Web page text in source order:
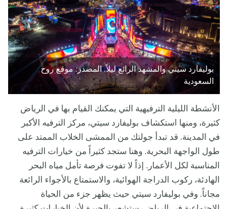
بوليفارد سيتي والمشهد الرائع ليلاً. المصدر: موقع روح
السعودية
الأنشطة الليلية الترفيهية التي يمكنك القيام بها في الرياض
كثيرة، ومنها استكشاف بوليفارد سيتي، مركز الترفيه الأكبر
في المدينة. قد تبدأ جولتك من الممشى الخلاب الممتد على
طول الواجهة البحرية. وهنا ستجد كثيراً من خيارات الترفيه
المناسبة لكل الأعمار. إذاً لا تفوت فرصة تأمل مياه البحر
الهادئة، ركوب الدراجة الهوائية، والاستمتاع بالأجواء الرائعة
مجاناً. وفي بوليفارد سيتي حيث يظهر جزء من الحياة